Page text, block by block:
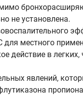
не установлена.
для местного
действие в
явлений,